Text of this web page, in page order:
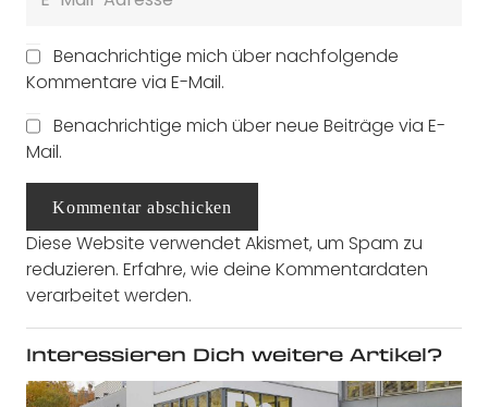
Benachrichtige mich über nachfolgende
Kommentare via E-Mail.
Benachrichtige mich über neue Beiträge via E-
Mail.
Kommentar abschicken
Diese Website verwendet Akismet, um Spam zu
reduzieren. Erfahre, wie deine Kommentardaten
verarbeitet werden.
Interessieren Dich weitere Artikel?